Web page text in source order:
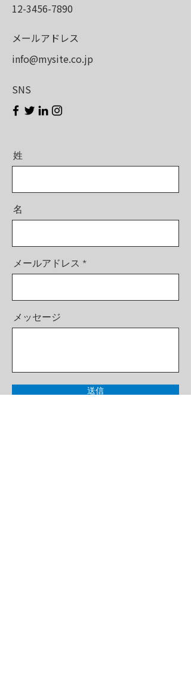
12-3456-7890
メールアドレス
​info@mysite.co.jp
SNS
姓
名
メールアドレス
メッセージ
送信